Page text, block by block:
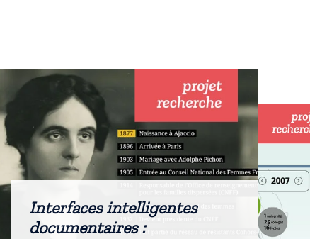
Interfaces intelligentes
documentaires :